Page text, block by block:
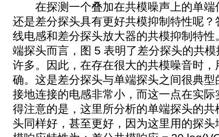
在探测一个叠加在共模噪声上的单端
还是差分探头具有更好共模抑制特性呢
线电感和差分探头放大器的共模抑制特
端探头而言，图 5 表明了差分探头的共
许多。因此，在存在很大的共模噪音时
确。这是差分探头与单端探头之间很典
接地连接的电感非常小，而这一点在实
得注意的是，这里所分析的单端探头的
头同样好，甚至更好，因为这里用的探